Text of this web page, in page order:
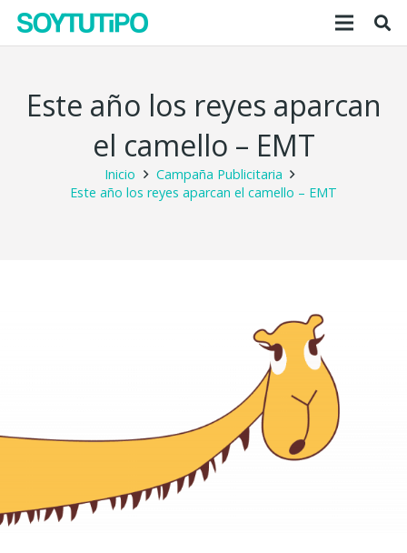
Este año los reyes aparcan
el camello – EMT
Inicio
Campaña Publicitaria
Este año los reyes aparcan el camello – EMT